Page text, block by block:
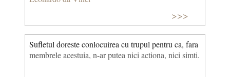
>>>
Sufletul doreste conlocuirea cu trupul pentru ca, fara
membrele acestuia, n-ar putea nici actiona, nici simti.